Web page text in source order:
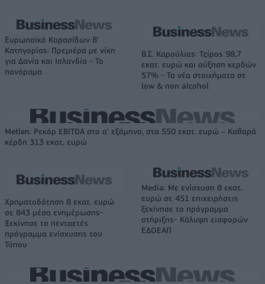
Ευρωπαϊκό Κορασίδων Β'
Κατηγορίας: Πρεμιέρα με νίκη
για Δανία και Ισλανδία - Το
πανόραμα
Β.Σ. Καρούλιας: Τζίρος 98,7
εκατ. ευρώ και αύξηση κερδών
57% - Τα νέα στοιχήματα σε
low & non alcohol
Metlen: Ρεκόρ EBITDA στο α' εξάμηνο, στα 550 εκατ. ευρώ – Καθαρά
κέρδη 313 εκατ. ευρώ
Χρηματοδότηση 8 εκατ. ευρώ
σε 843 μέσα ενημέρωσης-
Ξεκίνησε το πενταετές
πρόγραμμα ενίσχυσης του
Τύπου
Media: Με ενίσχυση 8 εκατ.
ευρώ σε 451 επιχειρήσεις
ξεκίνησε το πρόγραμμα
στήριξης- Κάλυψη εισφορών
ΕΔΟΕΑΠ